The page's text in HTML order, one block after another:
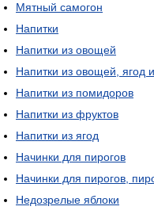
Мятный самогон
Напитки
Напитки из овощей
Напитки из овощей, ягод
Напитки из помидоров
Напитки из фруктов
Напитки из ягод
Начинки для пирогов
Начинки для пирогов,
Недозрелые яблоки